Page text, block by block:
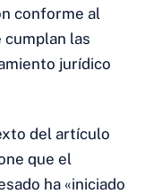
conforme al
cumplan las
jurídico
del artículo
que el
ha «iniciado